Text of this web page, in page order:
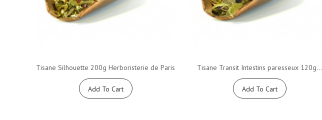
Tisane Silhouette 200g Herboristerie de Paris
Add To Cart
Tisane Transit Intestins paresseux 120g...
Add To Cart